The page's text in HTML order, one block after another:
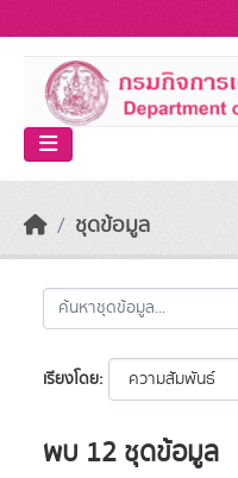
ชุดข้อมูล
เรียงโดย
พบ 12 ชุดข้อมูล